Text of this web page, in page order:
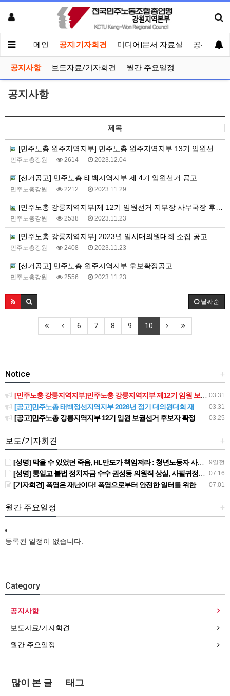
메인 공지|기자회견 미디어|문서 자료실 공유게시
공지사항 보도자료/기자회견 월간 주요일정
공지사항
제목
[민주노총 원주지역지부] 민주노총 원주지역지부 13기 임원선거 당선자 결정공고
민주노총강원 2614 2023.12.04
[선거공고] 민주노총 태백지역지부 제 4기 임원선거 공고
민주노총강원 2212 2023.11.29
[민주노총 강릉지역지부]제 12기 임원선거 지부장 사무국장 후보 등록 확정 공고
민주노총강원 2538 2023.11.23
[민주노총 강릉지역지부] 2023년 임시대의원대회 소집 공고
민주노총강원 2408 2023.11.23
[선거공고] 민주노총 원주지역지부 후보확정공고
민주노총강원 2556 2023.11.23
날짜순
6 7 8 9 10
+
Notice
03.31
[민주노총 강릉지역지부]민주노총 강릉지역지부 제12기 임원 보궐선거결과 공고
03.31
[공고]민주노총 태백정선지역지부 2026년 정기 대의원대회 재소집 건
03.25
[공고]민주노총 강릉지역지부 12기 임원 보궐선거 후보자 확정 공고
+
보도/기자회견
9일전
[성명] 막을 수 있었던 죽음, HL만도가 책임져라 : 청년노동자 사망사고의 철저한 진상규명과 재발방지 대책 마련하라
07.16
[성명] 통일교 불법 정치자금 수수 권성동 의원직 상실, 사필귀정이다
07.01
[기자회견] 폭염은 재난이다! 폭염으로부터 안전한 일터를 위한 민주노총 강원지역본부 폭염감시단 선포 기자회견
+
월간 주요일정
등록된 일정이 없습니다.
Category
공지사항
보도자료/기자회견
월간 주요일정
많이 본 글 태그